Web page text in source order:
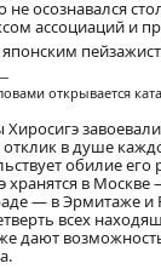
не осознавался
ассоциаций и
открывается
Хиросигэ
в душе
обилие
хранятся в
— в Эрмитаже и
всех
дают